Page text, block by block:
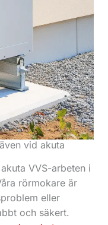
vid akuta
VVS-arbeten i
rörmokare är
eller
och säkert.